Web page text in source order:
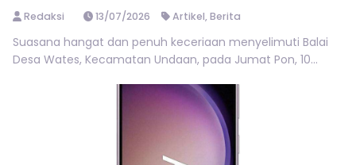
Redaksi 13/07/2026 Artikel,Berita
Suasana hangat dan penuh keceriaan menyelimuti Balai
Desa Wates, Kecamatan Undaan, pada Jumat Pon, 10...